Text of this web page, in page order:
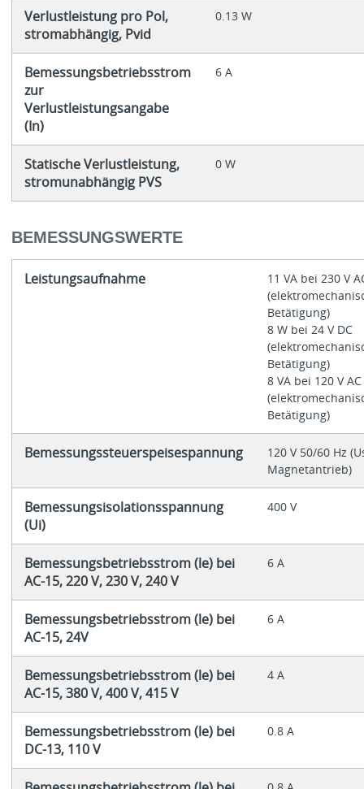
Verlustleistung pro Pol,
stromabhängig, Pvid
0.13 W
Bemessungsbetriebsstrom
zur
Verlustleistungsangabe
(In)
6 A
Statische Verlustleistung,
stromunabhängig PVS
0 W
BEMESSUNGSWERTE
Leistungsaufnahme
11 VA bei 230 V
Betätigung)
8 W bei 24 V DC
Betätigung)
8 VA bei 120 V AC
Betätigung)
Bemessungssteuerspeisespannung
120 V 50/60 Hz
Magnetantrieb)
Bemessungsisolationsspannung
(Ui)
400 V
Bemessungsbetriebsstrom (le) bei
AC-15, 220 V, 230 V, 240 V
6 A
Bemessungsbetriebsstrom (le) bei
AC-15, 24V
6 A
Bemessungsbetriebsstrom (le) bei
AC-15, 380 V, 400 V, 415 V
4 A
Bemessungsbetriebsstrom (le) bei
DC-13, 110 V
0.8 A